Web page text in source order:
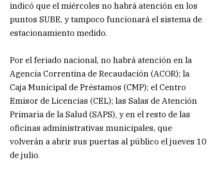
indicó que el miércoles no habrá atención en los
puntos SUBE, y tampoco funcionará el sistema de
estacionamiento medido.
Por el feriado nacional, no habrá atención en la
Agencia Correntina de Recaudación (ACOR); la
Caja Municipal de Préstamos (CMP); el Centro
Emisor de Licencias (CEL); las Salas de Atención
Primaria de la Salud (SAPS), y en el resto de las
oficinas administrativas municipales, que
volverán a abrir sus puertas al público el jueves 10
de julio.